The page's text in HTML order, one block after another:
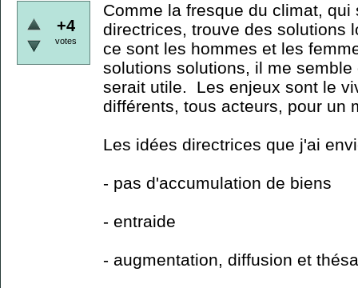
+4
votes
Comme la fresque du climat, qui
directrices, trouve des solutions
ce sont les hommes et les
solutions solutions, il me
serait utile. Les enjeux sont le
différents, tous acteurs, pour un
Les idées directrices que j'ai
- pas d'accumulation de biens
- entraide
- augmentation, diffusion et